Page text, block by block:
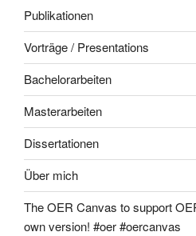
Publikationen
Vorträge / Presentations
Bachelorarbeiten
Masterarbeiten
Dissertationen
Über mich
The OER Canvas to support
own version! #oer #oercanvas